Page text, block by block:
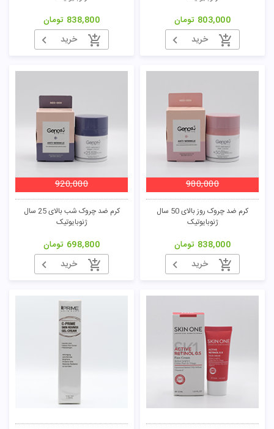
803,000 تومان
خرید
838,800 تومان
خرید
کرم ضد چروک روز بالای 50 سال
ژنوبایوتیک
980,000
838,000 تومان
خرید
کرم ضد چروک شب بالای 25 سال
ژنوبایوتیک
920,000
698,800 تومان
خرید